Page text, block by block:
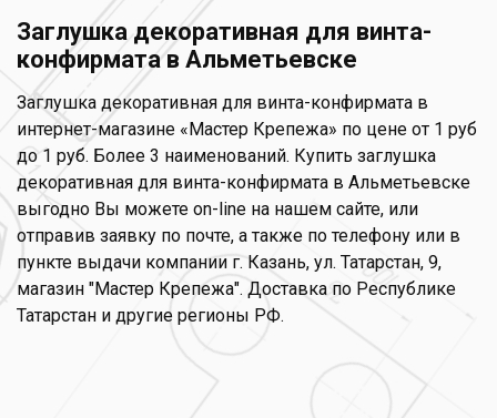
Заглушка декоративная для винта-
конфирмата в Альметьевске
Заглушка декоративная для винта-конфирмата в
интернет-магазине «Мастер Крепежа» по цене от 1 руб
до 1 руб. Более 3 наименований. Купить заглушка
декоративная для винта-конфирмата в Альметьевске
выгодно Вы можете on-line на нашем сайте, или
отправив заявку по почте, а также по телефону или в
пункте выдачи компании г. Казань, ул. Татарстан, 9,
магазин "Мастер Крепежа". Доставка по Республике
Татарстан и другие регионы РФ.